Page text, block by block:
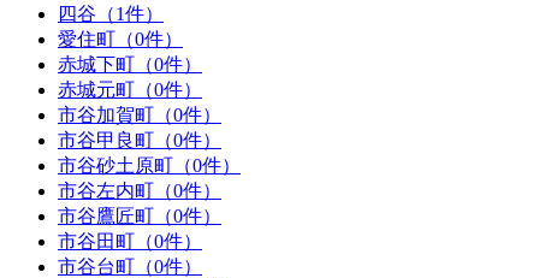
四谷（1件）
愛住町（0件）
赤城下町（0件）
赤城元町（0件）
市谷加賀町（0件）
市谷甲良町（0件）
市谷砂土原町（0件）
市谷左内町（0件）
市谷鷹匠町（0件）
市谷田町（0件）
市谷台町（0件）